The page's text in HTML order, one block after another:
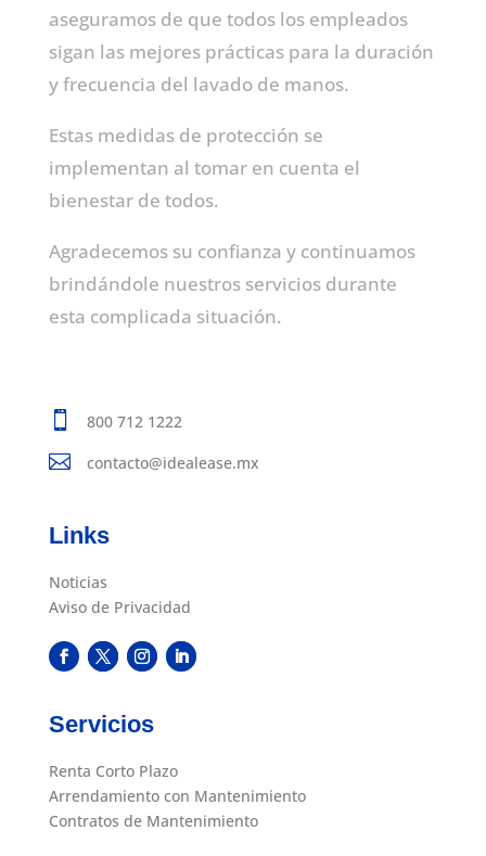
aseguramos de que todos los empleados
sigan las mejores prácticas para la duración
y frecuencia del lavado de manos.
Estas medidas de protección se
implementan al tomar en cuenta el
bienestar de todos.
Agradecemos su confianza y continuamos
brindándole nuestros servicios durante
esta complicada situación.
 800 712 1222
 contacto@idealease.mx
Links
Noticias
Aviso de Privacidad
Servicios
Renta Corto Plazo
Arrendamiento con Mantenimiento
Contratos de Mantenimiento